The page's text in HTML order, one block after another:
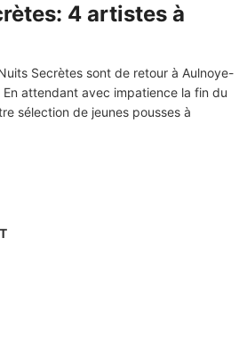
4 artistes à
Secrètes sont de retour à Aulnoye-
En attendant avec impatience la fin du
sélection de jeunes pousses à